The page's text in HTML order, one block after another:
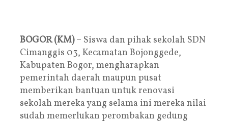
BOGOR (KM)– Siswa dan pihak sekolah SDN
Cimanggis 03, Kecamatan Bojonggede,
Kabupaten Bogor, mengharapkan
pemerintah daerah maupun pusat
memberikan bantuan untuk renovasi
sekolah mereka yang selama ini mereka nilai
sudah memerlukan perombakan gedung